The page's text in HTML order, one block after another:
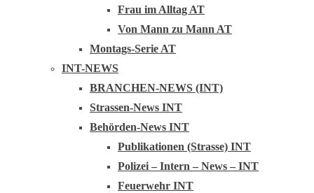
Frau im Alltag AT
Von Mann zu Mann AT
Montags-Serie AT
INT-NEWS
BRANCHEN-NEWS (INT)
Strassen-News INT
Behörden-News INT
Publikationen (Strasse) INT
Polizei – Intern – News – INT
Feuerwehr INT